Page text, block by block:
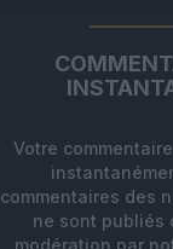
Votre
commentaires des
ne sont publiés
modération par